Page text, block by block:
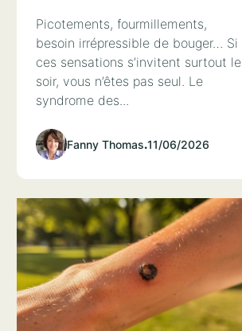
Picotements, fourmillements,
besoin irrépressible de bouger… Si
ces sensations s’invitent surtout le
soir, vous n’êtes pas seul. Le
syndrome des...
Fanny Thomas.11/06/2026